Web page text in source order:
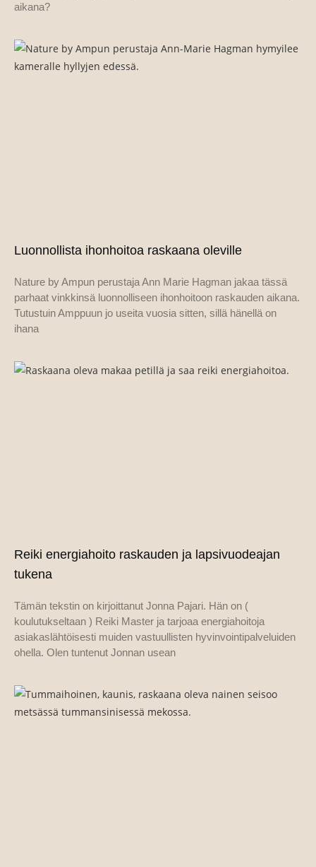
aikana?
Luonnollista ihonhoitoa raskaana oleville
Nature by Ampun perustaja Ann Marie Hagman jakaa tässä
parhaat vinkkinsä luonnolliseen ihonhoitoon raskauden aikana.
Tutustuin Amppuun jo useita vuosia sitten, sillä hänellä on
ihana
Reiki energiahoito raskauden ja lapsivuodeajan
tukena
Tämän tekstin on kirjoittanut Jonna Pajari. Hän on (
koulutukseltaan ) Reiki Master ja tarjoaa energiahoitoja
asiakaslähtöisesti muiden vastuullisten hyvinvointipalveluiden
ohella. Olen tuntenut Jonnan usean